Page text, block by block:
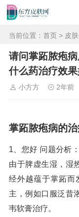
当前位置： 首页 > 皮
请问掌跖脓疱
什么药治疗效
小方方 2年前
掌跖脓疱病的
1、您好 问题分析
由于脾虚生湿，湿
经外越蕴于掌跖而
主，例如口服泛昔
韦软膏治疗。